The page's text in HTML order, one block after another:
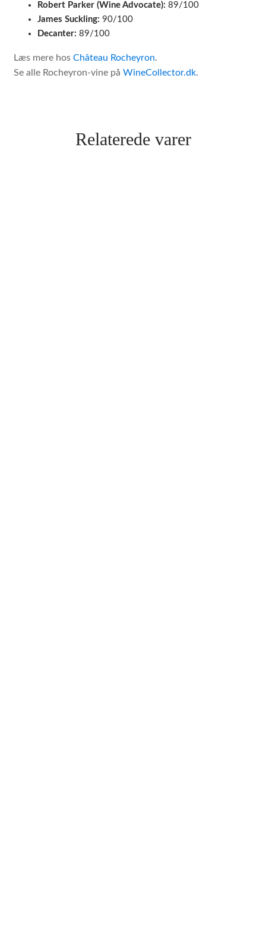
Robert Parker (Wine Advocate): 89/100
James Suckling: 90/100
Decanter: 89/100
Læs mere hos Château Rocheyron.
Se alle Rocheyron-vine på WineCollector.dk.
Relaterede varer